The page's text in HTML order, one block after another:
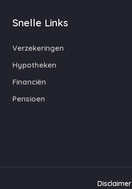
Snelle Links
Verzekeringen
Hypotheken
Financiën
Pensioen
Disclaimer